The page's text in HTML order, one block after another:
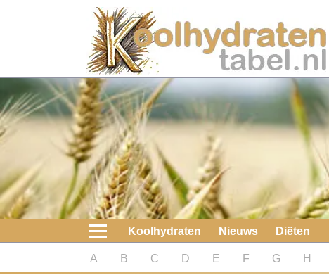
Koolhydraten
Nieuws
Koolhydraatarme diëten
Boeken
koolhydraatarme diëten
Diabetes test
Koolhydraten Nieuws Diëten
A B C D E F G H